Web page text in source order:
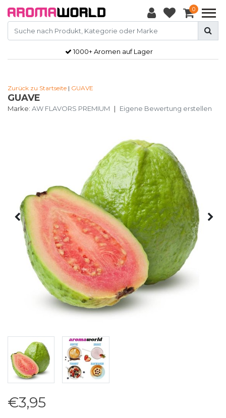
0
1000+ Aromen auf Lager
Zurück zu Startseite | GUAVE
GUAVE
Marke: AW FLAVORS PREMIUM | Eigene Bewertung erstellen
€3,95